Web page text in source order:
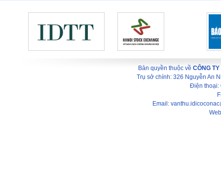
Bản quyền thuộc về CÔNG
Trụ sở chính: 326 Nguyễn An
Điện thoại:
Email: